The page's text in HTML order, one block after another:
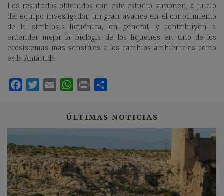
Los resultados obtenidos con este estudio suponen, a juicio
del equipo investigador, un gran avance en el conocimiento
de la simbiosis liquénica, en general, y contribuyen a
entender mejor la biología de los líquenes en uno de los
ecosistemas más sensibles a los cambios ambientales como
es la Antártida.
ÚLTIMAS NOTICIAS